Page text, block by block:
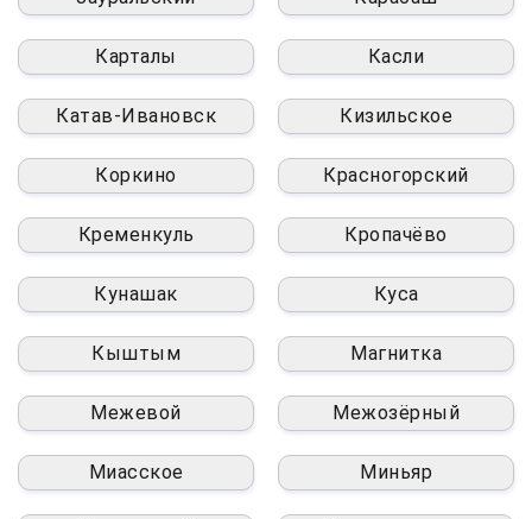
Карталы Касли
Катав-Ивановск Кизильское
Коркино Красногорский
Кременкуль Кропачёво
Кунашак Куса
Кыштым Магнитка
Межевой Межозёрный
Миасское Миньяр